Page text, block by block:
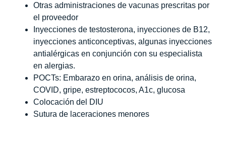
Otras administraciones de vacunas prescritas por
el proveedor
Inyecciones de testosterona, inyecciones de B12,
inyecciones anticonceptivas, algunas inyecciones
antialérgicas en conjunción con su especialista
en alergias.
POCTs: Embarazo en orina, análisis de orina,
COVID, gripe, estreptococos, A1c, glucosa
Colocación del DIU
Sutura de laceraciones menores